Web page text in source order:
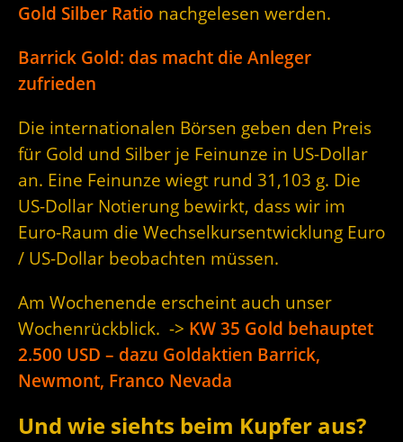
Gold Silber Ratio nachgelesen werden.
Barrick Gold: das macht die Anleger
zufrieden
Die internationalen Börsen geben den Preis
für Gold und Silber je Feinunze in US-Dollar
an. Eine Feinunze wiegt rund 31,103 g. Die
US-Dollar Notierung bewirkt, dass wir im
Euro-Raum die Wechselkursentwicklung Euro
/ US-Dollar beobachten müssen.
Am Wochenende erscheint auch unser
Wochenrückblick. -> KW 35 Gold behauptet
2.500 USD – dazu Goldaktien Barrick,
Newmont, Franco Nevada
Und wie siehts beim Kupfer aus?